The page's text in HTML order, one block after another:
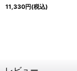
11,330円(税込)